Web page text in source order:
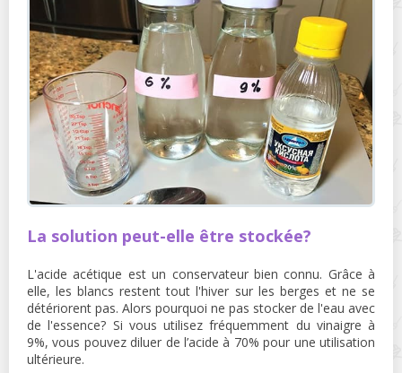
La solution peut-elle être stockée?
L'acide acétique est un conservateur bien connu. Grâce à
elle, les blancs restent tout l'hiver sur les berges et ne se
détériorent pas. Alors pourquoi ne pas stocker de l'eau avec
de l'essence? Si vous utilisez fréquemment du vinaigre à
9%, vous pouvez diluer de l’acide à 70% pour une utilisation
ultérieure.